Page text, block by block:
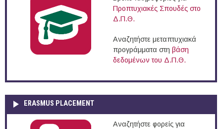
Προπτυχιακές Σπουδές στο
Δ.Π.Θ.
Αναζητήστε μεταπτυχιακά
προγράμματα στη βάση
δεδομένων του Δ.Π.Θ.
ERASMUS PLACEMENT
Αναζητήστε φορείς για